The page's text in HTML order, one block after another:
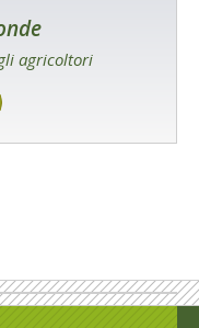
agricoltori